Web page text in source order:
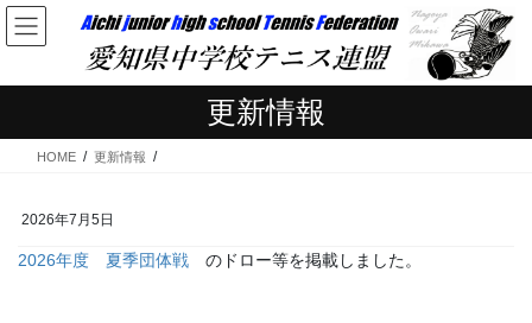
コ
ン
ン
へ
ナ
ビ
ー
ョ
更新情報
HOME 更新情報
2026年7月5日
2026年度 夏季団体戦 のドロー等を掲載しました。